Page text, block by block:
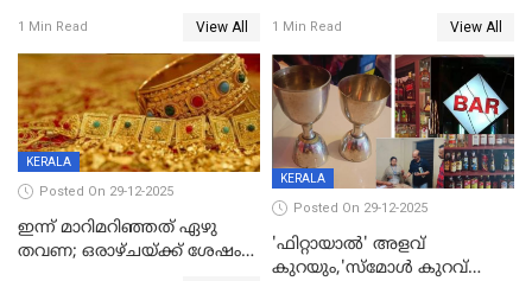
പരിക്ക്; പാളം മറികടന്ന
യുവാവ് ട്രെയിന്‍ തട്ടി മരിച്ചു
1 Min Read View All
കുട്ടികൾക്കൊപ്പം
കളിക്കുന്നതിനിടെ
1 Min Read View All
KERALA
Posted On 29-12-2025
ഇന്ന് മാറിമറിഞ്ഞത് ഏഴു
തവണ; ഒരാഴ്ചയ്ക്ക് ശേഷം
KERALA
Posted On 29-12-2025
'ഫിറ്റായാൽ' അളവ്
കുറയും,'സ്‌മോൾ കുറവ്